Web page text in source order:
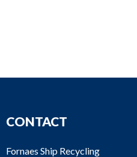
CONTACT
Fornaes Ship Recycling